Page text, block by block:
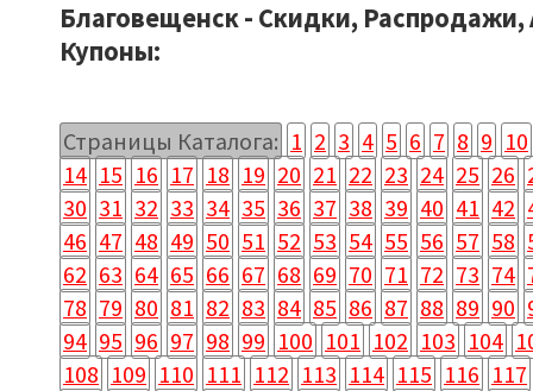
Благовещенск - Скидки, Распродажи,
Купоны:
Страницы Каталога: 1 2 3 4 5 6 7 8 9 10
14 15 16 17 18 19 20 21 22 23 24 25 26
30 31 32 33 34 35 36 37 38 39 40 41 42
46 47 48 49 50 51 52 53 54 55 56 57 58
62 63 64 65 66 67 68 69 70 71 72 73 74
78 79 80 81 82 83 84 85 86 87 88 89 90
94 95 96 97 98 99 100 101 102 103 104
108 109 110 111 112 113 114 115 116 117